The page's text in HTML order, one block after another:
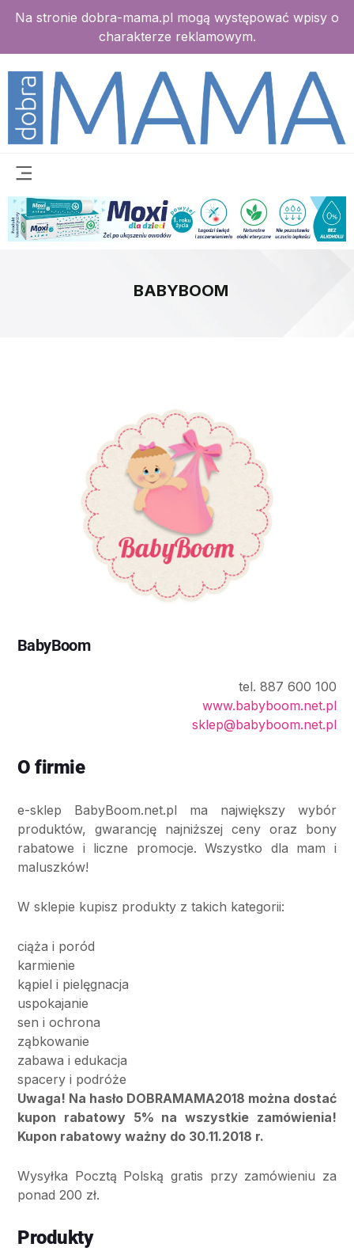
Na stronie dobra-mama.pl mogą występować wpisy o
charakterze reklamowym.
BABYBOOM
BabyBoom
tel. 887 600 100
www.babyboom.net.pl
sklep@babyboom.net.pl
O firmie
e-sklep BabyBoom.net.pl ma największy wybór
produktów, gwarancję najniższej ceny oraz bony
rabatowe i liczne promocje. Wszystko dla mam i
maluszków!
W sklepie kupisz produkty z takich kategorii:
ciąża i poród
karmienie
kąpiel i pielęgnacja
uspokajanie
sen i ochrona
ząbkowanie
zabawa i edukacja
spacery i podróże
Uwaga! Na hasło DOBRAMAMA2018 można dostać
kupon rabatowy 5% na wszystkie zamówienia!
Kupon rabatowy ważny do 30.11.2018 r.
Wysyłka Pocztą Polską gratis przy zamówieniu za
ponad 200 zł.
Produkty